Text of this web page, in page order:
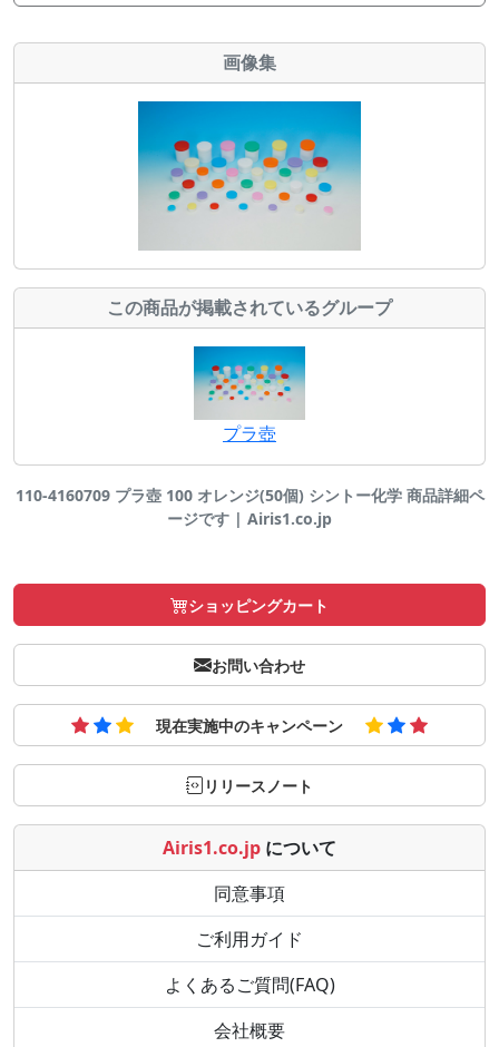
画像集
この商品が掲載されているグループ
プラ壺
110-4160709 プラ壺 100 オレンジ(50個) シントー化学 商品詳細ペ
ージです | Airis1.co.jp
ショッピングカート
お問い合わせ
現在実施中のキャンペーン
リリースノート
Airis1.co.jp について
同意事項
ご利用ガイド
よくあるご質問(FAQ)
会社概要